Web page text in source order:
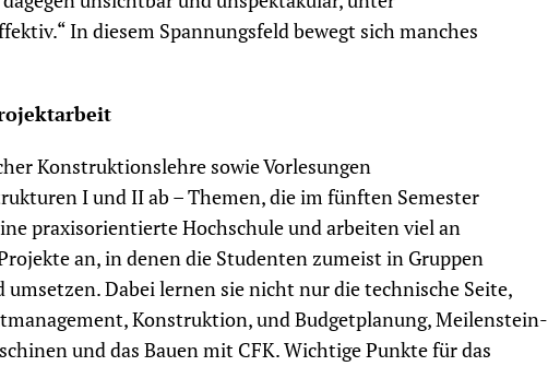
In diesem Spannungsfeld bewegt sich manches
Konstruktionslehre sowie Vorlesungen
I und II ab – Themen, die im fünften Semester
praxisorientierte Hochschule und arbeiten viel an
an, in denen die Studenten zumeist in Gruppen
Dabei lernen sie nicht nur die technische Seite,
Konstruktion, und Budgetplanung, Meilenstein-
und das Bauen mit CFK. Wichtige Punkte für das